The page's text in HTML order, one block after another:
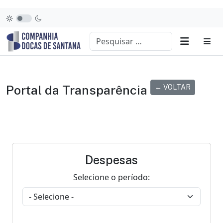
Portal da Transparência ← VOLTAR
Despesas
Selecione o período: